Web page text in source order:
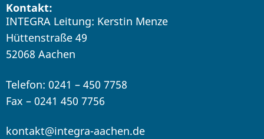
Kontakt:
INTEGRA Leitung: Kerstin Menze
Hüttenstraße 49
52068 Aachen
Telefon: 0241 – 450 7758
Fax – 0241 450 7756
kontakt@integra-aachen.de